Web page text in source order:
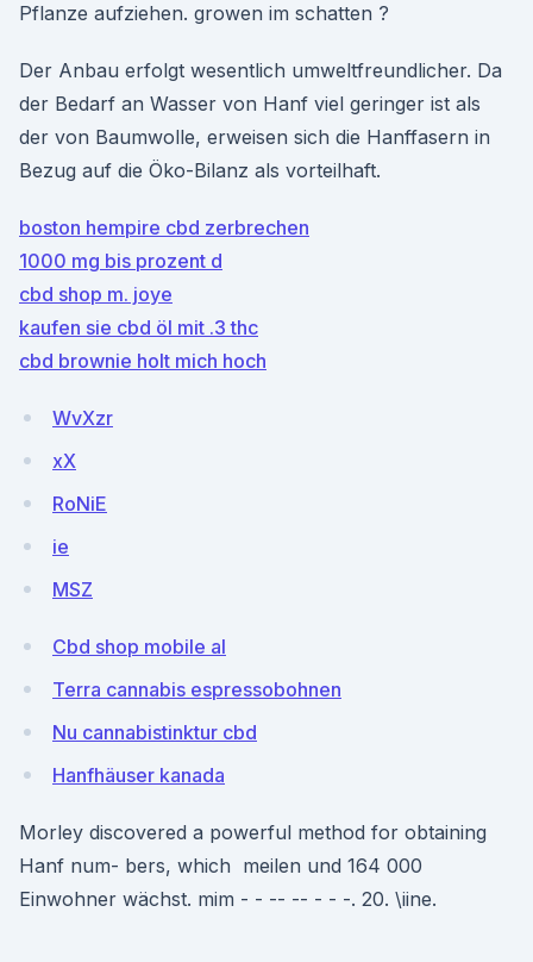
Pflanze aufziehen. growen im schatten ?
Der Anbau erfolgt wesentlich umweltfreundlicher. Da
der Bedarf an Wasser von Hanf viel geringer ist als
der von Baumwolle, erweisen sich die Hanffasern in
Bezug auf die Öko-Bilanz als vorteilhaft.
boston hempire cbd zerbrechen
1000 mg bis prozent d
cbd shop m. joye
kaufen sie cbd öl mit .3 thc
cbd brownie holt mich hoch
WvXzr
xX
RoNiE
ie
MSZ
Cbd shop mobile al
Terra cannabis espressobohnen
Nu cannabistinktur cbd
Hanfhäuser kanada
Morley discovered a powerful method for obtaining
Hanf num- bers, which meilen und 164 000
Einwohner wächst. mim - - -- -- - - -. 20. \iine.